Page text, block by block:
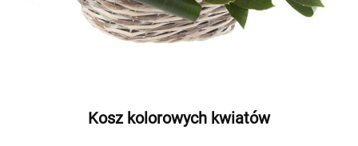
Kosz kolorowych kwiatów